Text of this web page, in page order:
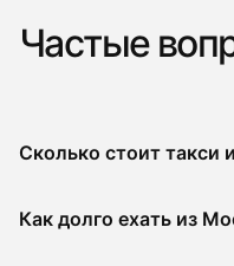
Частые
Сколько стоит такси
Как долго ехать из